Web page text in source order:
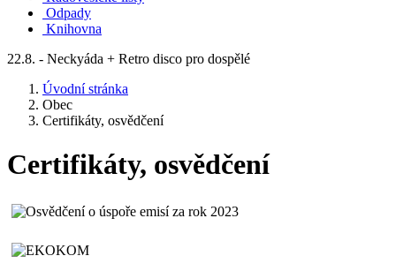
Odpady
Knihovna
22.8. - Neckyáda + Retro disco pro dospělé
Úvodní stránka
Obec
Certifikáty, osvědčení
Certifikáty, osvědčení